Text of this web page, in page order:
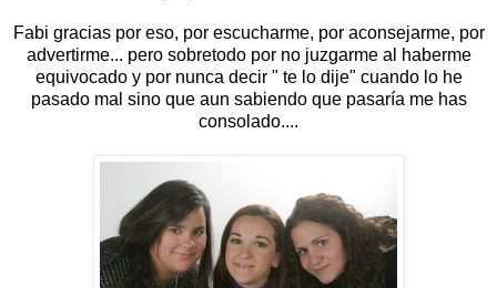
Fabi gracias por eso, por escucharme, por aconsejarme, por
advertirme... pero sobretodo por no juzgarme al haberme
equivocado y por nunca decir " te lo dije" cuando lo he
pasado mal sino que aun sabiendo que pasaría me has
consolado....